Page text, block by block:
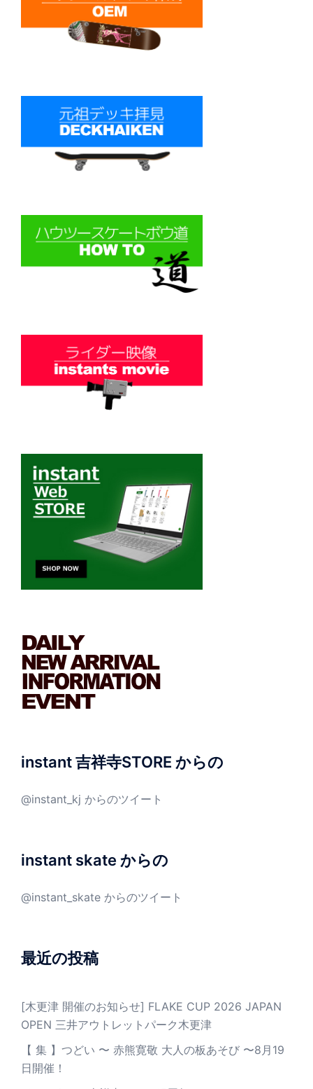
instant 吉祥寺STORE からの
@instant_kj からのツイート
instant skate からの
@instant_skate からのツイート
最近の投稿
[木更津 開催のお知らせ] FLAKE CUP 2026 JAPAN
OPEN 三井アウトレットパーク木更津
【 集 】つどい 〜 赤熊寛敬 大人の板あそび 〜8月19
日開催！